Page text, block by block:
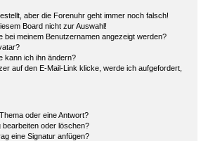
aber die Forenuhr geht immer noch falsch!
Board nicht zur Auswahl!
bei meinem Benutzernamen angezeigt werden?
kann ich ihn ändern?
auf den E-Mail-Link klicke, werde ich aufgefordert,
oder eine Antwort?
bearbeiten oder löschen?
eine Signatur anfügen?